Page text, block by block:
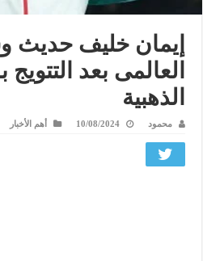
إيمان خليف حديث
العالمى بعد التتويج
الذهبية
محمود 10/08/2024 أهم الأخبار